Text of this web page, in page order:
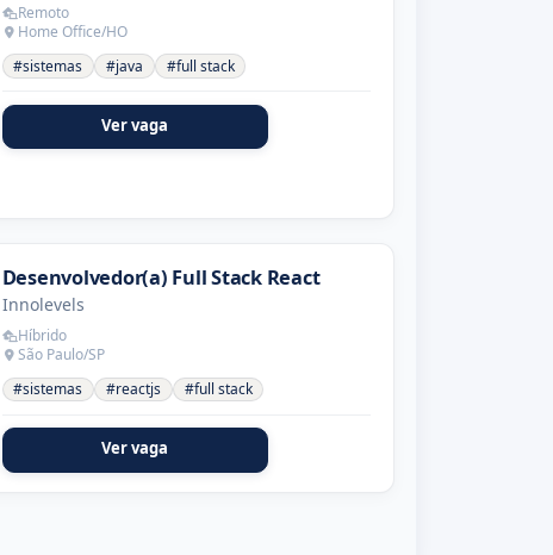
Remoto
Home Office/HO
#sistemas
#java #full stack
Ver vaga
Desenvolvedor(a) Full Stack React
Innolevels
Híbrido
São Paulo/SP
#sistemas
#reactjs #full stack
Ver vaga